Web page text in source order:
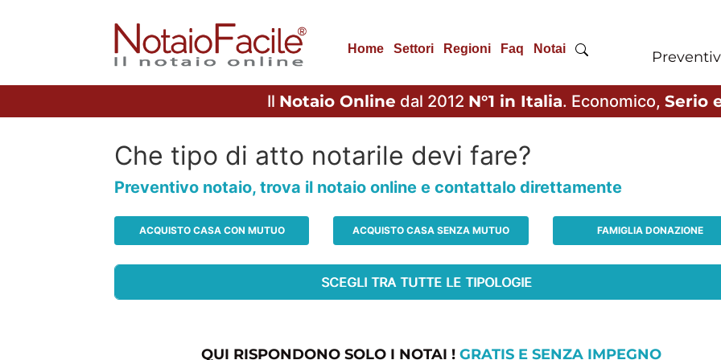
Home Settori Regioni Faq Notai
Il Notaio Online dal 2012 N°1 in Italia. Economico, Serio
Che tipo di atto notarile devi fare?
Preventivo notaio, trova il notaio online e contattalo direttamente
ACQUISTO CASA CON MUTUO ACQUISTO CASA SENZA MUTUO FAMIGLIA DONAZIONE
QUI RISPONDONO SOLO I NOTAI ! GRATIS E SENZA IMPEGNO